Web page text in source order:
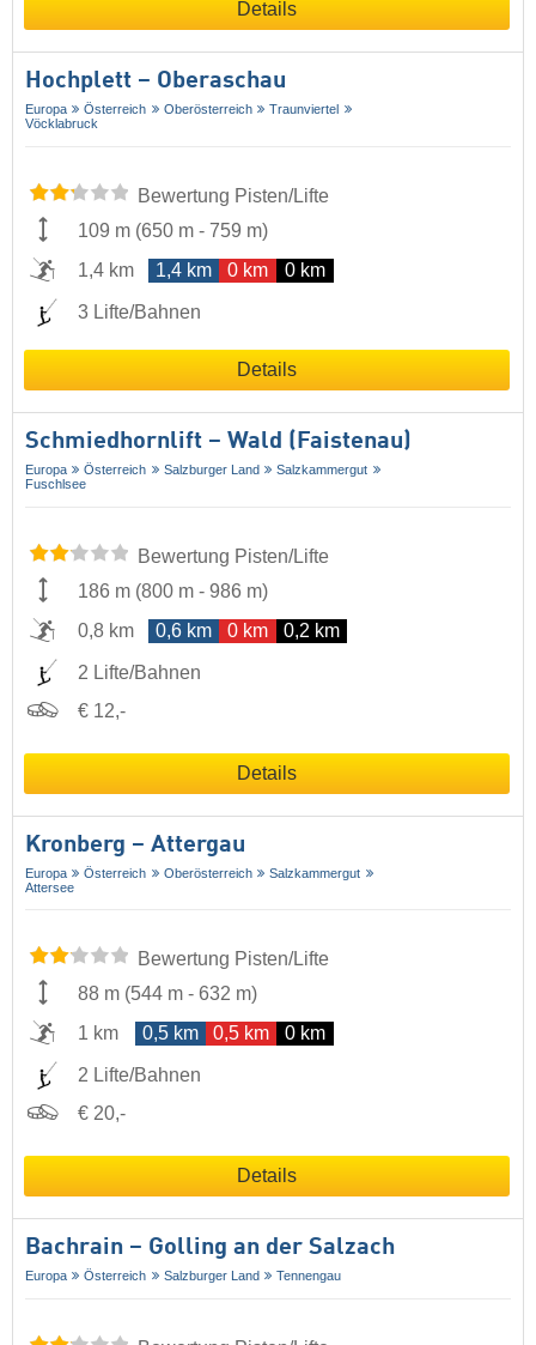
Details
Hochplett – Oberaschau
Europa Österreich Oberösterreich
Traunviertel
Vöcklabruck
Bewertung Pisten/Lifte
109 m (650 m - 759 m)
1,4 km
1,4 km 0 km 0 km
3 Lifte/Bahnen
Details
Schmiedhornlift – Wald (Faistenau)
Europa Österreich Salzburger Land
Salzkammergut
Fuschlsee
Bewertung Pisten/Lifte
186 m (800 m - 986 m)
0,8 km
0,6 km 0 km 0,2 km
2 Lifte/Bahnen
€ 12,-
Details
Kronberg – Attergau
Europa Österreich Oberösterreich
Salzkammergut
Attersee
Bewertung Pisten/Lifte
88 m (544 m - 632 m)
1 km
0,5 km 0,5 km 0 km
2 Lifte/Bahnen
€ 20,-
Details
Bachrain – Golling an der Salzach
Europa Österreich Salzburger Land Tennengau